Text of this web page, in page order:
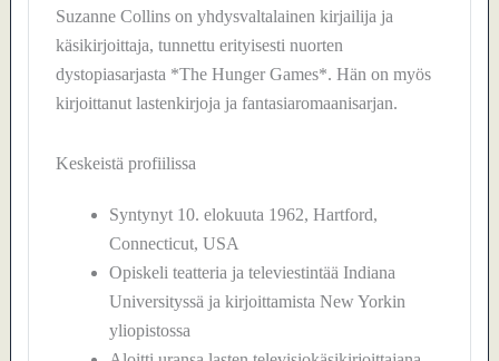
Suzanne Collins on yhdysvaltalainen kirjailija ja
käsikirjoittaja, tunnettu erityisesti nuorten
dystopiasarjasta *The Hunger Games*. Hän on myös
kirjoittanut lastenkirjoja ja fantasiaromaanisarjan.
Keskeistä profiilissa
Syntynyt 10. elokuuta 1962, Hartford,
Connecticut, USA
Opiskeli teatteria ja televiestintää Indiana
Universityssä ja kirjoittamista New Yorkin
yliopistossa